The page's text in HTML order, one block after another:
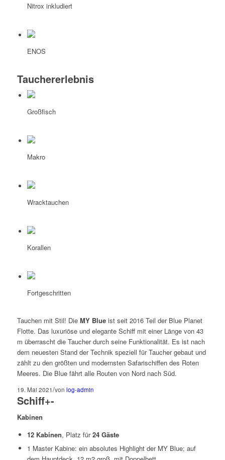
Nitrox inkludiert
ENOS
Tauchererlebnis
Großfisch
Makro
Wracktauchen
Korallen
Fortgeschritten
Tauchen mit Stil! Die MY Blueist seit 2016 Teil der Blue Planet
Flotte. Das luxuriöse und elegante Schiff mit einer Länge von 43
m überrascht die Taucher durch seine Funktionalität. Es ist nach
dem neuesten Stand der Technik speziell für Taucher gebaut und
zählt zu den größten und modernsten Safarischiffen des Roten
Meeres. Die Blue fährt alle Routen von Nord nach Süd.
19. Mai 2021/von log-admin
Schiff+-
Kabinen
12 Kabinen, Platz für24 Gäste
1 Master Kabine: ein absolutes Highlight der MY Blue; auf